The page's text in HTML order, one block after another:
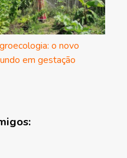
o novo
em gestação